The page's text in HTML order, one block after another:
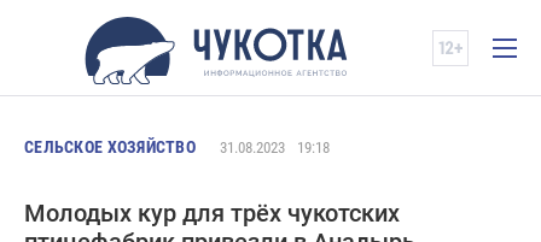
СЕЛЬСКОЕ ХОЗЯЙСТВО 31.08.2023 19:18
Молодых кур для трёх чукотских